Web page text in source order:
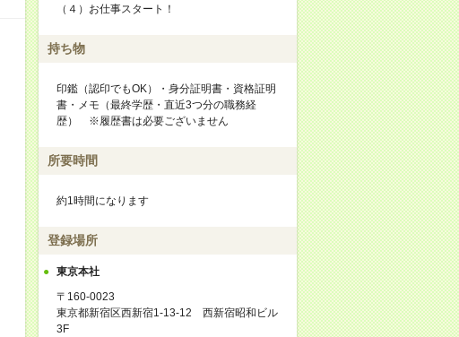
（４）お仕事スタート！
持ち物
印鑑（認印でもOK）・身分証明書・資格証明
書・メモ（最終学歴・直近3つ分の職務経
歴） ※履歴書は必要ございません
所要時間
約1時間になります
登録場所
東京本社
〒160-0023
東京都新宿区西新宿1-13-12 西新宿昭和ビル
3F